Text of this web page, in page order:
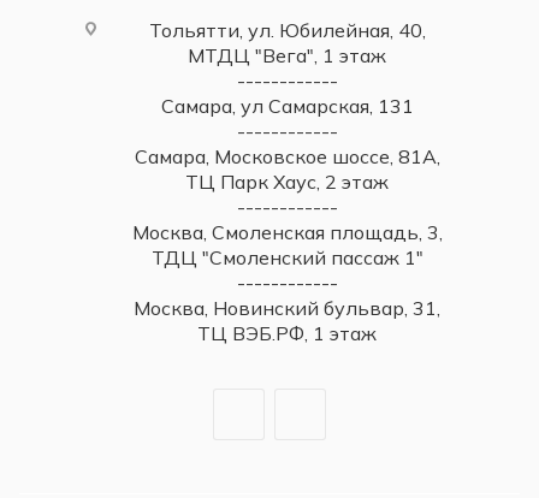
Тольятти, ул. Юбилейная, 40,
МТДЦ "Вега", 1 этаж
------------
Самара, ул Самарская, 131
------------
Самара, Московское шоссе, 81А,
ТЦ Парк Хаус, 2 этаж
------------
Москва, Смоленская площадь, 3,
ТДЦ "Смоленский пассаж 1"
------------
Москва, Новинский бульвар, 31,
ТЦ ВЭБ.РФ, 1 этаж